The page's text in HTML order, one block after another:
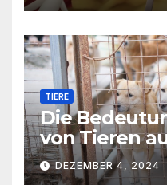
TIERE
Die
von Tieren
Tierschutz
DEZEMBER 4, 2024